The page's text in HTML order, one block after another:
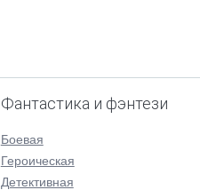
Фантастика и фэнтези
Боевая
Героическая
Детективная